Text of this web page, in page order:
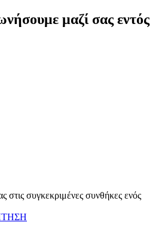
μαζί σας εντός
στις συγκεκριμένες συνθήκες ενός